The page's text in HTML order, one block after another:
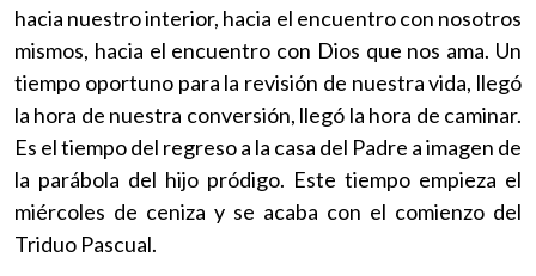
hacia nuestro interior, hacia el encuentro con nosotros
mismos, hacia el encuentro con Dios que nos ama. Un
tiempo oportuno para la revisión de nuestra vida, llegó
la hora de nuestra conversión, llegó la hora de caminar.
Es el tiempo del regreso a la casa del Padre a imagen de
la parábola del hijo pródigo. Este tiempo empieza el
miércoles de ceniza y se acaba con el comienzo del
Triduo Pascual.